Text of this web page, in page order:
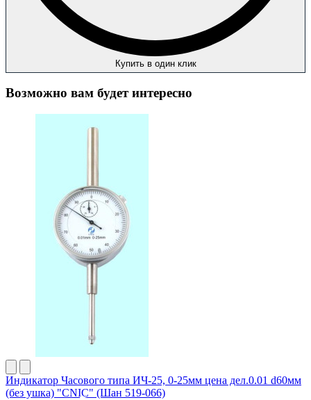
Купить в один клик
Возможно вам будет интересно
Индикатор Часового типа ИЧ-25, 0-25мм цена дел.0.01 d60мм
(без ушка) "CNIC" (Шан 519-066)